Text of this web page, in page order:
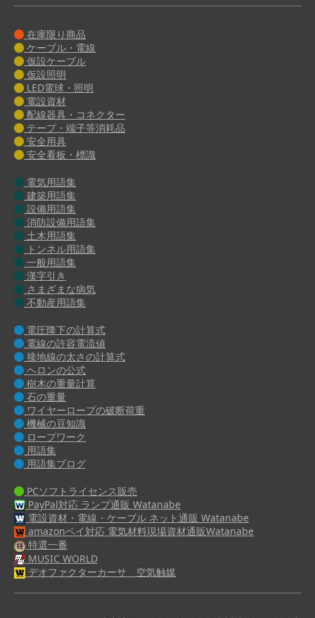
在庫限り商品
ケーブル・電線
仮設ケーブル
仮設照明
LED電球・照明
電設資材
配線器具・コネクター
テープ・端子等消耗品
安全用具
安全看板・標識
電気用語集
建築用語集
設備用語集
消防設備用語集
土木用語集
トンネル用語集
一般用語集
漢字引き
さまざまな病気
不動産用語集
電圧降下の計算式
電線の許容電流値
接地線の太さの計算式
ヘロンの公式
樹木の重量計算
石の重量
ワイヤーロープの破断荷重
機械の豆知識
ロープワーク
用語集
用語集ブログ
PCソフトライセンス販売
PayPal対応 ランプ通販 Watanabe
電設資材・電線・ケーブル ネット通販 Watanabe
amazonペイ対応 電気材料現場資材通販Watanabe
特選一番
MUSIC WORLD
デオファクターカーサ 空気触媒